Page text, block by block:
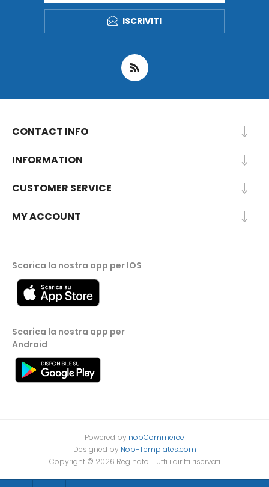
ISCRIVITI
CONTACT INFO
INFORMATION
CUSTOMER SERVICE
MY ACCOUNT
Scarica la nostra app per IOS
Scarica la nostra app per
Android
Powered by nopCommerce
Designed by Nop-Templates.com
Copyright © 2026 Reginato. Tutti i diritti riservati